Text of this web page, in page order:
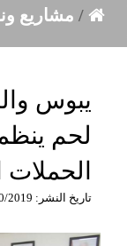
/ مشاريع
يبوس
لحم
الحملات
تاريخ النشر: 30/10/2019 - عدد القراءات: 5595